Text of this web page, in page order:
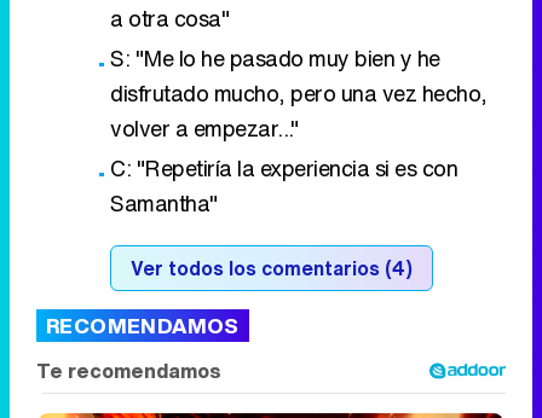
a otra cosa"
S: "Me lo he pasado muy bien y he
disfrutado mucho, pero una vez hecho,
volver a empezar..."
C: "Repetiría la experiencia si es con
Samantha"
Ver todos los comentarios (4)
RECOMENDAMOS